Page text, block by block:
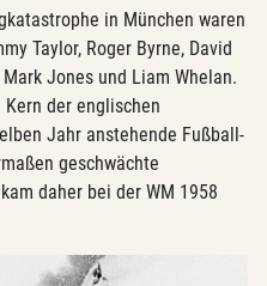
in München waren
Taylor, Roger Byrne, David
Jones und Liam Whelan.
der englischen
Jahr anstehende Fußball-
geschwächte
daher bei der WM 1958